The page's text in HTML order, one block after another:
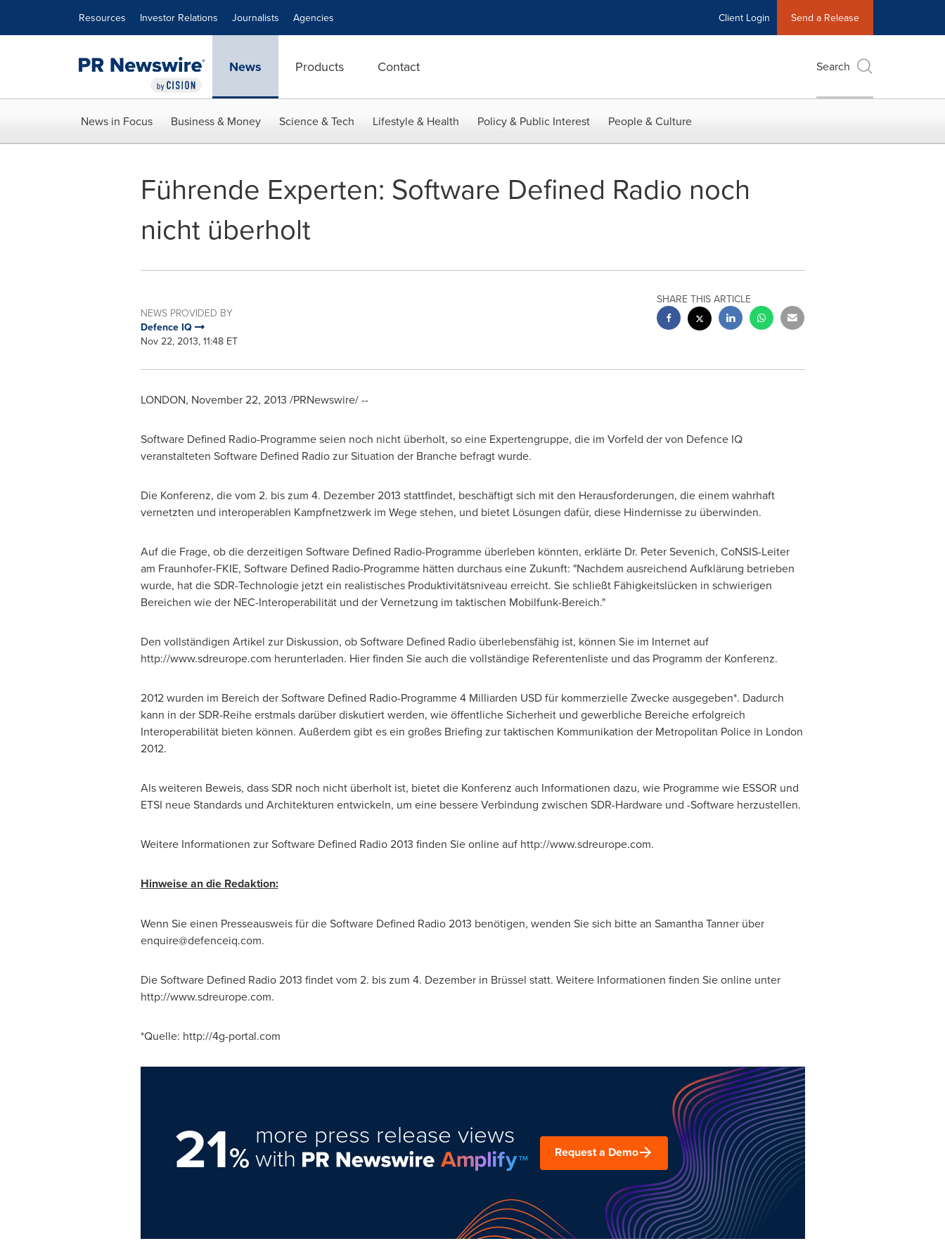
Resources Investor Relations Journalists Agencies Client Login Send a Release
News Products Contact Search
News in Focus Business & Money Science & Tech Lifestyle & Health Policy & Public Interest People & Culture
Führende Experten: Software Defined Radio noch
nicht überholt
NEWS PROVIDED BY
Defence IQ
Nov 22, 2013, 11:48 ET
SHARE THIS ARTICLE
LONDON, November 22, 2013 /PRNewswire/ --
Software Defined Radio-Programme seien noch nicht überholt, so eine Expertengruppe, die im Vorfeld der von Defence IQ
veranstalteten Software Defined Radio zur Situation der Branche befragt wurde.
Die Konferenz, die vom 2. bis zum 4. Dezember 2013 stattfindet, beschäftigt sich mit den Herausforderungen, die einem wahrhaft
vernetzten und interoperablen Kampfnetzwerk im Wege stehen, und bietet Lösungen dafür, diese Hindernisse zu überwinden.
Auf die Frage, ob die derzeitigen Software Defined Radio-Programme überleben könnten, erklärte Dr. Peter Sevenich, CoNSIS-Leiter
am Fraunhofer-FKIE, Software Defined Radio-Programme hätten durchaus eine Zukunft: "Nachdem ausreichend Aufklärung betrieben
wurde, hat die SDR-Technologie jetzt ein realistisches Produktivitätsniveau erreicht. Sie schließt Fähigkeitslücken in schwierigen
Bereichen wie der NEC-Interoperabilität und der Vernetzung im taktischen Mobilfunk-Bereich."
Den vollständigen Artikel zur Diskussion, ob Software Defined Radio überlebensfähig ist, können Sie im Internet auf
http://www.sdreurope.com herunterladen. Hier finden Sie auch die vollständige Referentenliste und das Programm der Konferenz.
2012 wurden im Bereich der Software Defined Radio-Programme 4 Milliarden USD für kommerzielle Zwecke ausgegeben*. Dadurch
kann in der SDR-Reihe erstmals darüber diskutiert werden, wie öffentliche Sicherheit und gewerbliche Bereiche erfolgreich
Interoperabilität bieten können. Außerdem gibt es ein großes Briefing zur taktischen Kommunikation der Metropolitan Police in London
2012.
Als weiteren Beweis, dass SDR noch nicht überholt ist, bietet die Konferenz auch Informationen dazu, wie Programme wie ESSOR und
ETSI neue Standards und Architekturen entwickeln, um eine bessere Verbindung zwischen SDR-Hardware und -Software herzustellen.
Weitere Informationen zur Software Defined Radio 2013 finden Sie online auf http://www.sdreurope.com.
Hinweise an die Redaktion:
Wenn Sieeinen Presseausweis für die Software Defined Radio 2013 benötigen, wenden Sie sich bitte an Samantha Tannerüber
enquire@defenceiq.com.
Die Software Defined Radio 2013 findet vom 2. bis zum 4. Dezember in Brüssel statt. Weitere Informationen finden Sie online unter
http://www.sdreurope.com.
*Quelle: http://4g-portal.com
21%
more press release views
with Request a Demo